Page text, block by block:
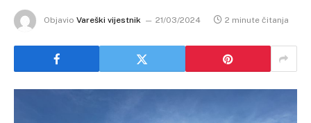
Objavio Vareški vijestnik 21/03/2024 2 minute čitanja